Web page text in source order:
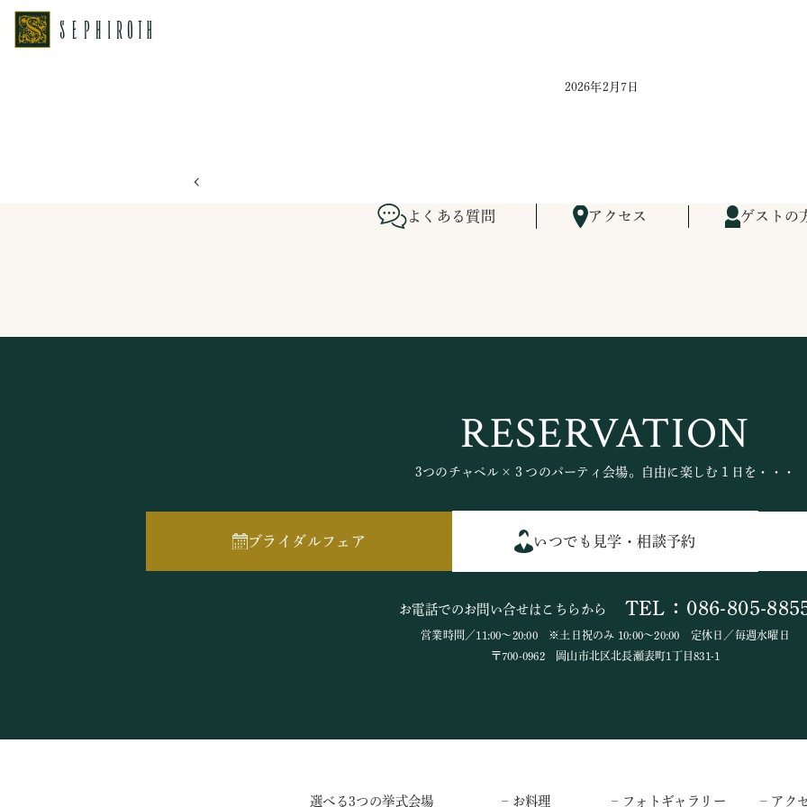
2026年2月7日
よくある質問 アクセス ゲストの
RESERVATION
3つのチャペル×３つのパーティ会場。自由に楽しむ１日を・・・
ブライダルフェア いつでも見学・相談予約
お電話でのお問い合せはこちらから TEL：086-805-
営業時間／11:00～20:00 ※土日祝のみ 10:00～20:00 定休日／毎週水曜日
〒700-0962 岡山市北区北長瀬表町1丁目831-1
選べる3つの挙式会場 – お料理 – フォトギャラリー – アク